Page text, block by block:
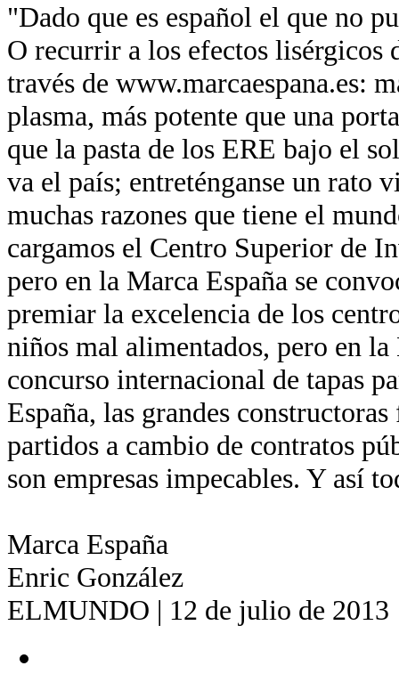
"Dado que es español el que no
O recurrir a los efectos lisérgicos
través de www.marcaespana.es:
plasma, más potente que una
que la pasta de los ERE bajo el
va el país; entreténganse un rato
muchas razones que tiene el
cargamos el Centro Superior de
pero en la Marca España se
premiar la excelencia de los
niños mal alimentados, pero en
concurso internacional de tapas
España, las grandes
partidos a cambio de contratos
son empresas impecables. Y así
Marca España
Enric González
ELMUNDO | 12 de julio de 2013